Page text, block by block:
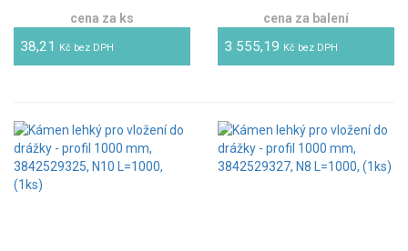
cena za ks
38,21 Kč bez DPH
cena za balení
3 555,19 Kč bez DPH